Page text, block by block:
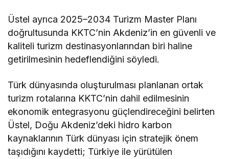
Üstel ayrıca 2025–2034 Turizm Master Planı
doğrultusunda KKTC’nin Akdeniz’in en güvenli ve
kaliteli turizm destinasyonlarından biri haline
getirilmesinin hedeflendiğini söyledi.
Türk dünyasında oluşturulması planlanan ortak
turizm rotalarına KKTC’nin dahil edilmesinin
ekonomik entegrasyonu güçlendireceğini belirten
Üstel, Doğu Akdeniz’deki hidro karbon
kaynaklarının Türk dünyası için stratejik önem
taşıdığını kaydetti; Türkiye ile yürütülen